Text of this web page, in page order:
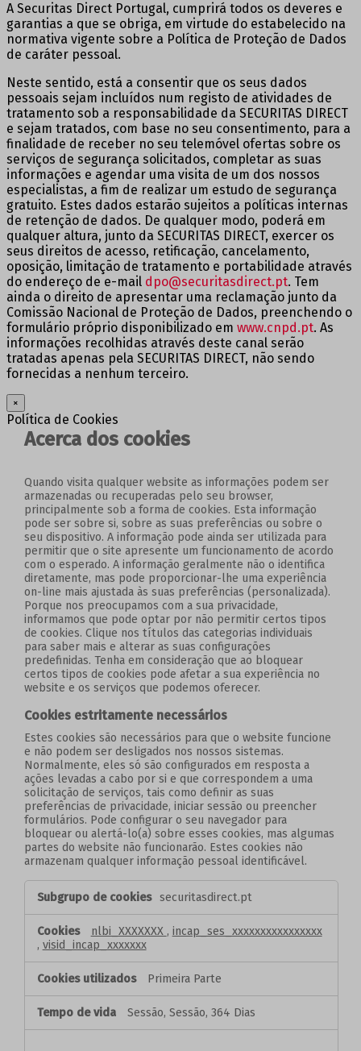
A Securitas Direct Portugal, cumprirá todos os deveres e
garantias a que se obriga, em virtude do estabelecido na
normativa vigente sobre a Política de Proteção de Dados
de caráter pessoal.
Neste sentido, está a consentir que os seus dados
pessoais sejam incluídos num registo de atividades de
tratamento sob a responsabilidade da SECURITAS DIRECT
e sejam tratados, com base no seu consentimento, para a
finalidade de receber no seu telemóvel ofertas sobre os
serviços de segurança solicitados, completar as suas
informações e agendar uma visita de um dos nossos
especialistas, a fim de realizar um estudo de segurança
gratuito. Estes dados estarão sujeitos a políticas internas
de retenção de dados. De qualquer modo, poderá em
qualquer altura, junto da SECURITAS DIRECT, exercer os
seus direitos de acesso, retificação, cancelamento,
oposição, limitação de tratamento e portabilidade através
do endereço de e-mail dpo@securitasdirect.pt. Tem
ainda o direito de apresentar uma reclamação junto da
Comissão Nacional de Proteção de Dados, preenchendo o
formulário próprio disponibilizado em www.cnpd.pt. As
informações recolhidas através deste canal serão
tratadas apenas pela SECURITAS DIRECT, não sendo
fornecidas a nenhum terceiro.
×
Política de Cookies
Acerca dos cookies
Quando visita qualquer website as informações podem ser
armazenadas ou recuperadas pelo seu browser,
principalmente sob a forma de cookies. Esta informação
pode ser sobre si, sobre as suas preferências ou sobre o
seu dispositivo. A informação pode ainda ser utilizada para
permitir que o site apresente um funcionamento de acordo
com o esperado. A informação geralmente não o identifica
diretamente, mas pode proporcionar-lhe uma experiência
on-line mais ajustada às suas preferências (personalizada).
Porque nos preocupamos com a sua privacidade,
informamos que pode optar por não permitir certos tipos
de cookies. Clique nos títulos das categorias individuais
para saber mais e alterar as suas configurações
predefinidas. Tenha em consideração que ao bloquear
certos tipos de cookies pode afetar a sua experiência no
website e os serviços que podemos oferecer.
Cookies estritamente necessários
Estes cookies são necessários para que o website funcione
e não podem ser desligados nos nossos sistemas.
Normalmente, eles só são configurados em resposta a
ações levadas a cabo por si e que correspondem a uma
solicitação de serviços, tais como definir as suas
preferências de privacidade, iniciar sessão ou preencher
formulários. Pode configurar o seu navegador para
bloquear ou alertá-lo(a) sobre esses cookies, mas algumas
partes do website não funcionarão. Estes cookies não
armazenam qualquer informação pessoal identificável.
Cookies
estritamente
necessários
securitasdirect.pt
nlbi_XXXXXXX , incap_ses_xxxxxxxxxxxxxxxx
, visid_incap_xxxxxxx
Primeira Parte
Sessão, Sessão, 364 Dias